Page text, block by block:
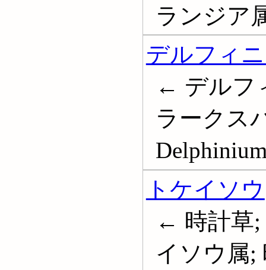
ランジア
デルフィ
← デルフ
ラークス
トケイソウ
← 時計草;
イソウ属;